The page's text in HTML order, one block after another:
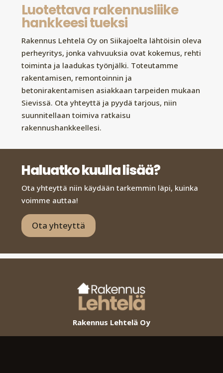
Luotettava rakennusliike
hankkeesi tueksi
Rakennus Lehtelä Oy on Siikajoelta lähtöisin oleva
perheyritys, jonka vahvuuksia ovat kokemus, rehti
toiminta ja laadukas työnjälki. Toteutamme
rakentamisen, remontoinnin ja
betonirakentamisen asiakkaan tarpeiden mukaan
Sievissä. Ota yhteyttä ja pyydä tarjous, niin
suunnitellaan toimiva ratkaisu
rakennushankkeellesi.
Haluatko kuulla lisää?
Ota yhteyttä niin käydään tarkemmin läpi, kuinka
voimme auttaa!
Ota yhteyttä
Rakennus Lehtelä Oy